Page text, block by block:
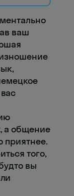
ваш
а общение
приятнее.
того,
вы